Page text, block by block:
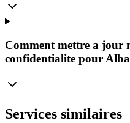
Comment mettre a jour
confidentialite pour
Services similaires